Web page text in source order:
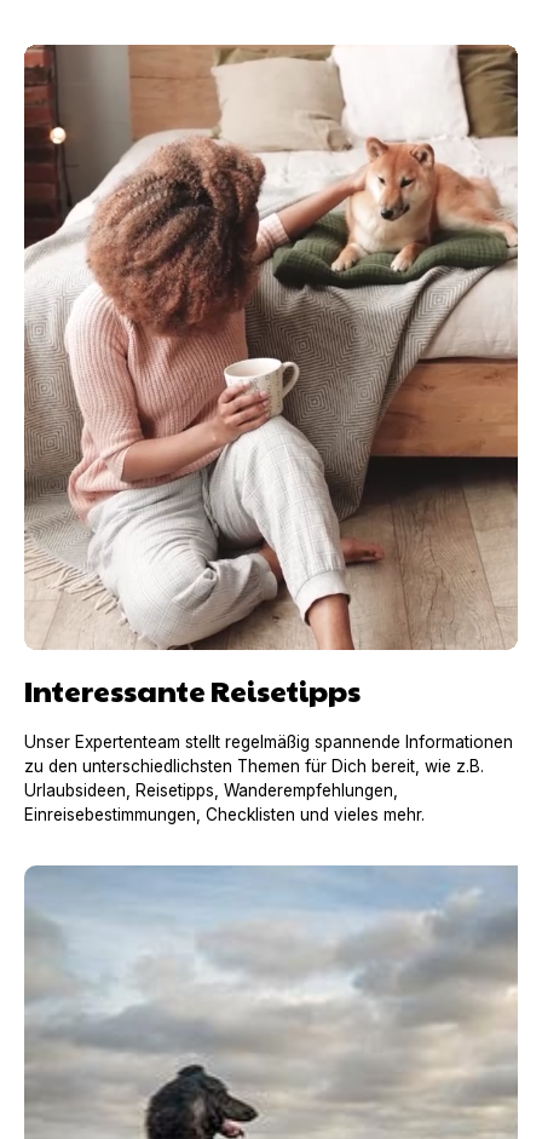
Interessante Reisetipps
Unser Expertenteam stellt regelmäßig spannende Informationen
zu den unterschiedlichsten Themen für Dich bereit, wie z.B.
Urlaubsideen, Reisetipps, Wanderempfehlungen,
Einreisebestimmungen, Checklisten und vieles mehr.
Urlaub mit Hund in Frankreich